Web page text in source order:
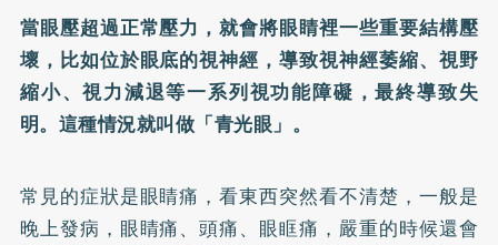
當眼壓超過正常壓力，就會將眼睛裡一些重要結構壓
壞，比如位於眼底的視神經，導致視神經萎縮、視野
縮小、視力減退等一系列視功能障礙，最終導致失
明。這種情況就叫做「青光眼」。
常見的症狀是眼睛痛，看東西突然看不清楚，一般是
晚上發病，眼睛痛、頭痛、眼眶痛，嚴重的時候還會